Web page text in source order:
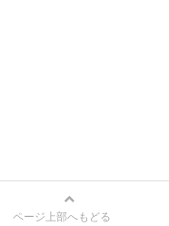
ページ上部へもどる